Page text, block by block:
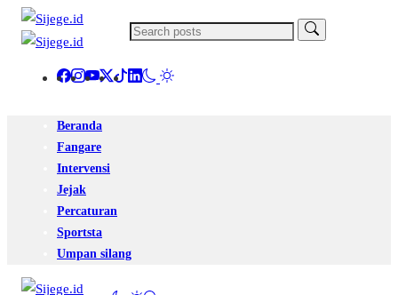
Beranda
Fangare
Intervensi
Jejak
Percaturan
Sportsta
Umpan silang